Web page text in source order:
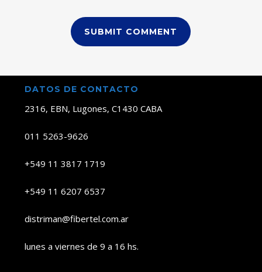
DATOS DE CONTACTO
2316, EBN, Lugones, C1430 CABA
011 5263-9626
+549 11 3817 1719
+549 11 6207 6537
distriman@fibertel.com.ar
lunes a viernes de 9 a 16 hs.